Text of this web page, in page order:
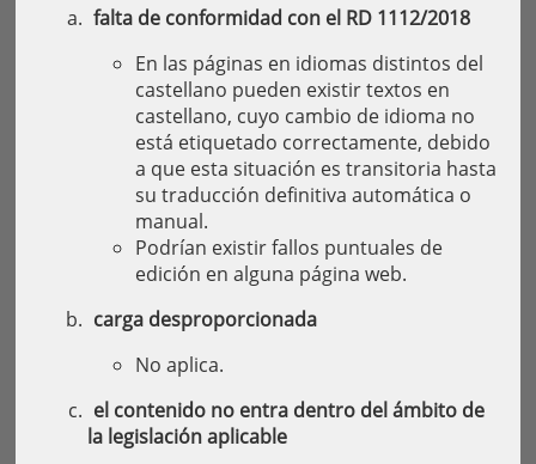
falta de conformidad con el RD 1112/2018
En las páginas en idiomas distintos del
castellano pueden existir textos en
castellano, cuyo cambio de idioma no
está etiquetado correctamente, debido
a que esta situación es transitoria hasta
su traducción definitiva automática o
manual.
Podrían existir fallos puntuales de
edición en alguna página web.
carga desproporcionada
No aplica.
el contenido no entra dentro del ámbito de
la legislación aplicable